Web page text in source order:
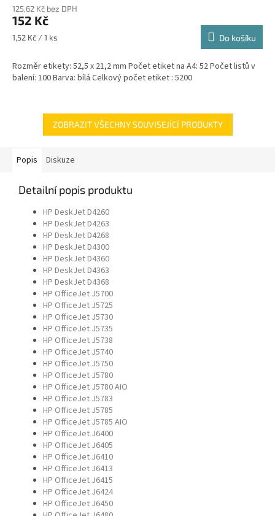
125,62 Kč bez DPH
152 Kč
Měrná
1,52 Kč / 1 ks Do košíku
Rozměr etikety: 52,5 x 21,2 mm Počet etiket na A4: 52 Počet listů v
balení: 100 Barva: bílá Celkový počet etiket : 5200
ZOBRAZIT VŠECHNY SOUVISEJÍCÍ PRODUKTY
Popis Diskuze
Detailní popis produktu
HP DeskJet D4260
HP DeskJet D4263
HP DeskJet D4268
HP DeskJet D4300
HP DeskJet D4360
HP DeskJet D4363
HP DeskJet D4368
HP OfficeJet J5700
HP OfficeJet J5725
HP OfficeJet J5730
HP OfficeJet J5735
HP OfficeJet J5738
HP OfficeJet J5740
HP OfficeJet J5750
HP OfficeJet J5780
HP OfficeJet J5780 AIO
HP OfficeJet J5783
HP OfficeJet J5785
HP OfficeJet J5785 AIO
HP OfficeJet J6400
HP OfficeJet J6405
HP OfficeJet J6410
HP OfficeJet J6413
HP OfficeJet J6415
HP OfficeJet J6424
HP OfficeJet J6450